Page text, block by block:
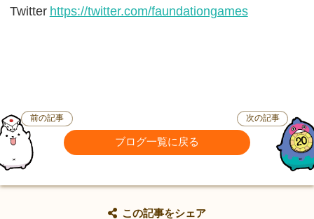
Twitter https://twitter.com/faundationgames
前の記事
ブログ一覧に戻る
次の記事
この記事をシェア